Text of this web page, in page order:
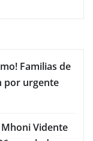
Familias de
por urgente
Vidente